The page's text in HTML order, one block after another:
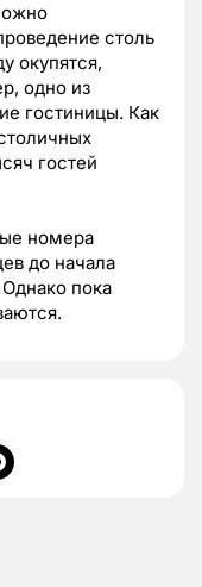
столь
окупятся,
одно из
гостиницы. Как
гостей
номера
до начала
пока